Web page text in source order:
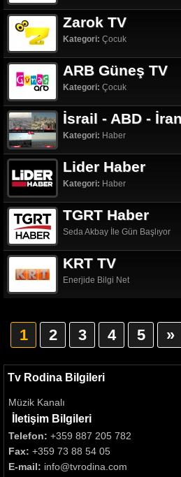
Zarok TV
Kategori: Çocuk
ARB Güneş TV
Kategori: Çocuk
İsrail - ABD -
Kategori: Haber
Lider Haber
Kategori: Haber
TGRT Haber
Seda Akbay İle Gün Başlıyor
KRT TV
Enerjide Bilgi Net
1 2 3 4 5 »
Tv Rodina Bilgileri
Müzik Kanalı
İletişim Bilgileri
Telefon: +359 887 205 782
Fax: +359 73 88 54 05
E-mail: info@tvrodina.com